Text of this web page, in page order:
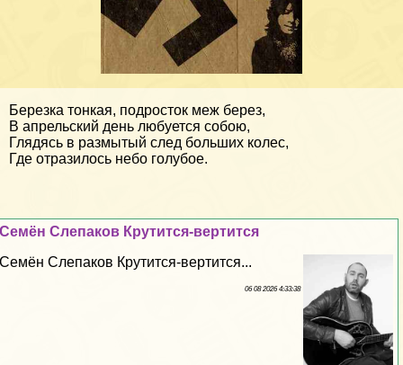
Березка тонкая, подросток меж берез,
В апрельский день любуется собою,
Глядясь в размытый след больших колес,
Где отразилось небо голубое.
Семён Слепаков Крутится-вертится
Семён Слепаков Крутится-вертится...
06 08 2026 4:33:38